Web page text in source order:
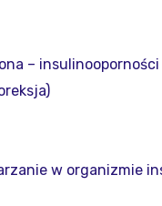
– insulinooporności
w organizmie